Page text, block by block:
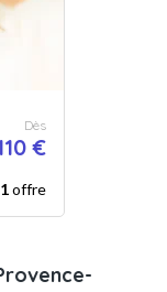
Dès
€
1offre